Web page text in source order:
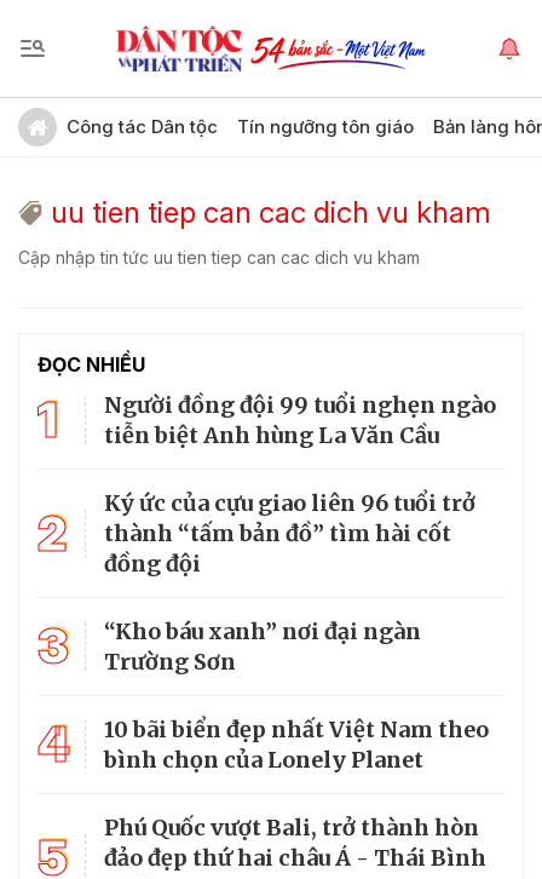
Công tác Dân tộc Tín ngưỡng tôn giáo Bản làng
uu tien tiep can cac dich vu kham
Cập nhập tin tức uu tien tiep can cac dich vu kham
ĐỌC NHIỀU
1
Người đồng đội 99 tuổi nghẹn ngào
tiễn biệt Anh hùng La Văn Cầu
2
Ký ức của cựu giao liên 96 tuổi trở
thành “tấm bản đồ” tìm hài cốt
đồng đội
3
“Kho báu xanh” nơi đại ngàn
Trường Sơn
4
10 bãi biển đẹp nhất Việt Nam theo
bình chọn của Lonely Planet
5
Phú Quốc vượt Bali, trở thành hòn
đảo đẹp thứ hai châu Á - Thái Bình